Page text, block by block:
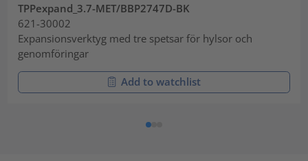
TPPexpand_3.7-MET/BBP2747D-BK
621-30002
Expansionsverktyg med tre spetsar för hylsor och
genomföringar
Add to watchlist